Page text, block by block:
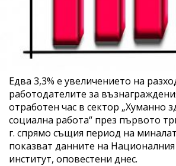
Едва 3,3% е увеличението на
работодателите за
отработен час в сектор „Хуманно
социална работа“ през първото
г. спрямо същия период на
показват данните на Националния
институт, оповестени днес.